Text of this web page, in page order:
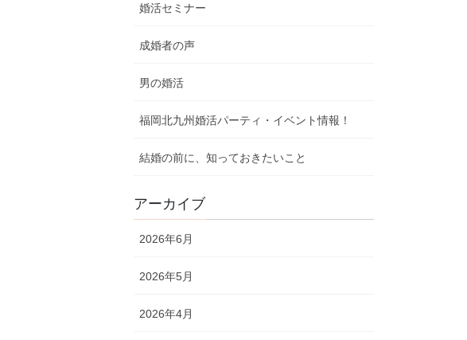
婚活セミナー
成婚者の声
男の婚活
福岡北九州婚活パーティ・イベント情報！
結婚の前に、知っておきたいこと
アーカイブ
2026年6月
2026年5月
2026年4月